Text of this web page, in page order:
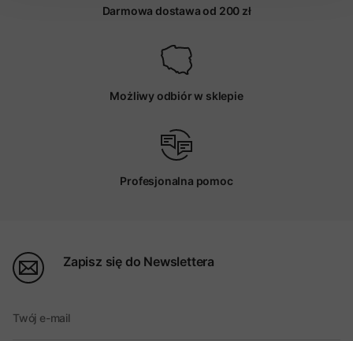
Darmowa dostawa od 200 zł
Możliwy odbiór w sklepie
Profesjonalna pomoc
Zapisz się do Newslettera
Twój e-mail